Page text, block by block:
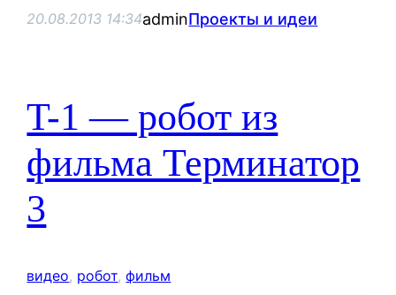
20.08.2013 14:34adminПроекты и идеи
T-1 — робот из
фильма Терминатор
3
видео, робот, фильм